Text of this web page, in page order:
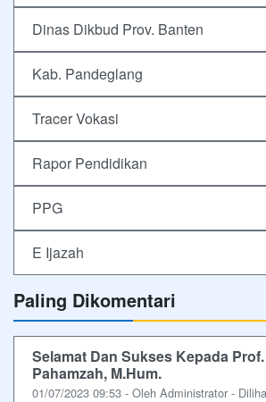
Dinas Dikbud Prov. Banten
Kab. Pandeglang
Tracer Vokasi
Rapor Pendidikan
PPG
E Ijazah
Paling Dikomentari
Selamat Dan Sukses Kepada
Pahamzah, M.Hum.
01/07/2023 09:53 - Oleh Administrator -